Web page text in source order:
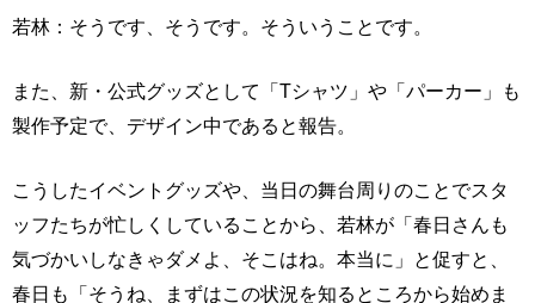
若林：そうです、そうです。そういうことです。
また、新・公式グッズとして「Tシャツ」や「パーカー」も
製作予定で、デザイン中であると報告。
こうしたイベントグッズや、当日の舞台周りのことでスタ
ッフたちが忙しくしていることから、若林が「春日さんも
気づかいしなきゃダメよ、そこはね。本当に」と促すと、
春日も「そうね、まずはこの状況を知るところから始めま